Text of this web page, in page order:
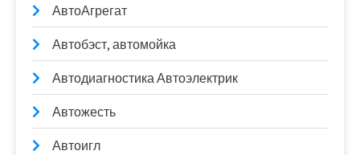
АвтоАгрегат
Автобэст, автомойка
Автодиагностика Автоэлектрик
Автожесть
Автоигл